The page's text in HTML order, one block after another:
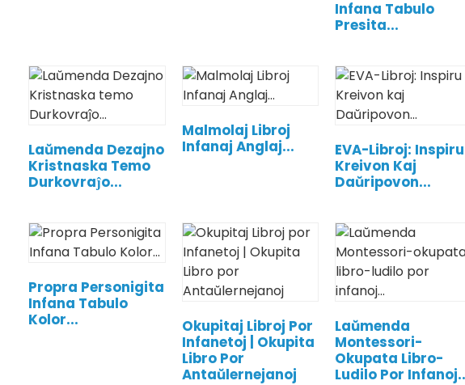
Infana Tabulo
Presita...
Laŭmenda Dezajno
Kristnaska Temo
Durkovraĵo...
Malmolaj Libroj
Infanaj Anglaj...
EVA-Libroj: Inspiru
Kreivon Kaj
Daŭripovon...
Propra Personigita
Infana Tabulo
Kolor...
Okupitaj Libroj Por
Infanetoj | Okupita
Libro Por
Antaŭlernejanoj
Laŭmenda
Montessori-
Okupata Libro-
Ludilo Por